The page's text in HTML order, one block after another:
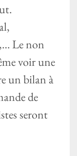
Le non
voir une
un bilan à
de
seront